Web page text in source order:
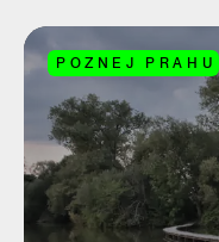
POZNEJ PRAHU